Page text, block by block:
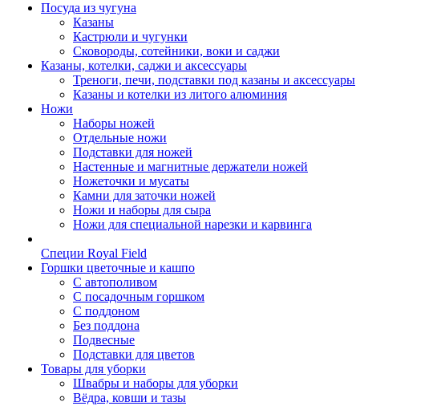
Посуда из чугуна
Казаны
Кастрюли и чугунки
Сковороды, сотейники, воки и саджи
Казаны, котелки, саджи и аксессуары
Треноги, печи, подставки под казаны и аксессуары
Казаны и котелки из литого алюминия
Ножи
Наборы ножей
Отдельные ножи
Подставки для ножей
Настенные и магнитные держатели ножей
Ножеточки и мусаты
Камни для заточки ножей
Ножи и наборы для сыра
Ножи для специальной нарезки и карвинга
Специи Royal Field
Горшки цветочные и кашпо
С автополивом
С посадочным горшком
С поддоном
Без поддона
Подвесные
Подставки для цветов
Товары для уборки
Швабры и наборы для уборки
Вёдра, ковши и тазы